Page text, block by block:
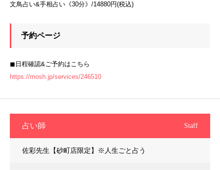
文鳥占い&手相占い《30分》/14880円(税込)
予約ページ
◼︎日程確認&ご予約はこちら
https://mosh.jp/services/246510
占い師 Staff
佐彩先生【砂町店限定】※人生ごと占う